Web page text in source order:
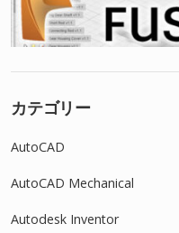
カテゴリー
AutoCAD
AutoCAD Mechanical
Autodesk Inventor